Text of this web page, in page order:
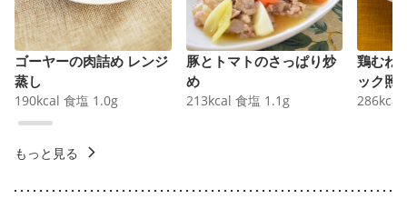
ゴーヤーの肉詰め レンジ
蒸し
190kcal 食塩 1.0g
豚とトマトのさっぱり炒
め
213kcal 食塩 1.1 g
鶏むね
ック照
286kcal
もっと見る